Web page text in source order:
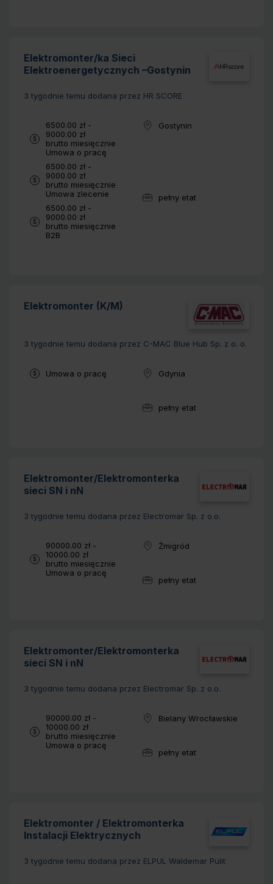
Elektromonter/ka Sieci
Elektroenergetycznych –Gostynin
3 tygodnie temu dodana przez HR SCORE
Wynagrodzenie:
6500.00 zł -
9000.00 zł
brutto miesięcznie
Typ umowy:
Umowa o pracę
Wynagrodzenie:
6500.00 zł -
9000.00 zł
brutto miesięcznie
Typ umowy:
Umowa zlecenie
Wynagrodzenie:
6500.00 zł -
9000.00 zł
brutto miesięcznie
Typ umowy:
B2B
Lokalizacja:
Gostynin
Wymiar pracy:
pełny etat
Elektromonter (K/M)
3 tygodnie temu dodana przez C-MAC Blue Hub Sp. z o. o.
Typ umowy:
Umowa o pracę Lokalizacja:
Gdynia
Wymiar pracy:
pełny etat
Elektromonter/Elektromonterka
sieci SN i nN
3 tygodnie temu dodana przez Electromar Sp. z o.o.
Wynagrodzenie:
90000.00 zł -
10000.00 zł
brutto miesięcznie
Typ umowy:
Umowa o pracę
Lokalizacja:
Żmigród
Wymiar pracy:
pełny etat
Elektromonter/Elektromonterka
sieci SN i nN
3 tygodnie temu dodana przez Electromar Sp. z o.o.
Wynagrodzenie:
90000.00 zł -
10000.00 zł
brutto miesięcznie
Typ umowy:
Umowa o pracę
Lokalizacja:
Bielany Wrocławskie
Wymiar pracy:
pełny etat
Elektromonter / Elektromonterka
Instalacji Elektrycznych
3 tygodnie temu dodana przez ELPUL Waldemar Pulit